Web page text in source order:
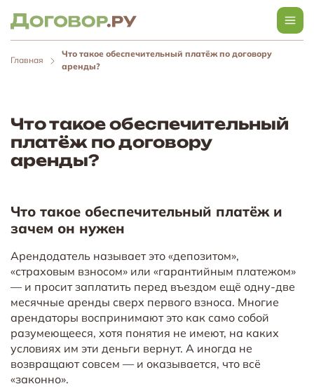
Главная
Что такое обеспечительный платёж по договору
аренды?
Что такое обеспечительный
платёж по договору
аренды?
Что такое обеспечительный платёж и
зачем он нужен
Арендодатель называет это «депозитом»,
«страховым взносом» или «гарантийным платежом»
— и просит заплатить перед въездом ещё одну-две
месячные аренды сверх первого взноса. Многие
арендаторы воспринимают это как само собой
разумеющееся, хотя понятия не имеют, на каких
условиях им эти деньги вернут. А иногда не
возвращают совсем — и оказывается, что всё
«законно».